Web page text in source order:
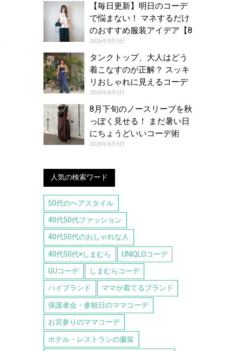
【毎日更新】明日のコーデ
で悩まない！ マネするだけ
のおすすめ服装アイデア【8
月6日夏】
2026年8月5日
タンクトップ、大人はどう
着こなすのが正解？ スッキ
リおしゃれに見えるコーデ
アイデア【レディース】
2026年8月5日
8月下旬のノースリーブを秋
っぽく見せる！ まだ暑い日
にちょうどいいコーデ術
2026年8月5日
人気の検索ワード
50代のヘアスタイル
40代50代ファッション
40代50代のおしゃれな人
40代50代×しまむら UNIQLOコーデ
GUコーデ しまむらコーデ
ハイブランド ママが着てるブランド
保護者会・参観日のママコーデ
お宮参りのママコーデ
ホテル・レストランの服装